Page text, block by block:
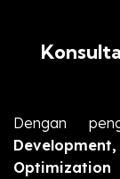
Dengan
Optimization